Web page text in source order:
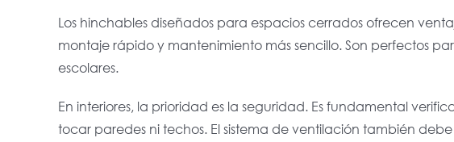
Los hinchables diseñados para espacios cerrados ofrecen
montaje rápido y mantenimiento más sencillo. Son perfectos
escolares.
En interiores, la prioridad es la seguridad. Es fundamental
tocar paredes ni techos. El sistema de ventilación también